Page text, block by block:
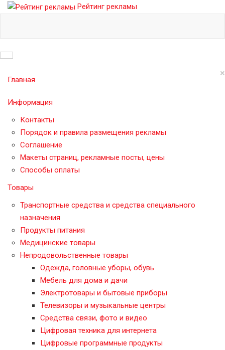
Рейтинг рекламы
×
Главная
Информация
Контакты
Порядок и правила размещения рекламы
Соглашение
Макеты страниц, рекламные посты, цены
Способы оплаты
Товары
Транспортные средства и средства специального
назначения
Продукты питания
Медицинские товары
Непродовольственные товары
Одежда, головные уборы, обувь
Мебель для дома и дачи
Электротовары и бытовые приборы
Телевизоры и музыкальные центры
Средства связи, фото и видео
Цифровая техника для интернета
Цифровые программные продукты